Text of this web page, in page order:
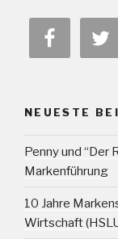
NEUESTE
Penny und “Der
Markenführung
10 Jahre
Wirtschaft